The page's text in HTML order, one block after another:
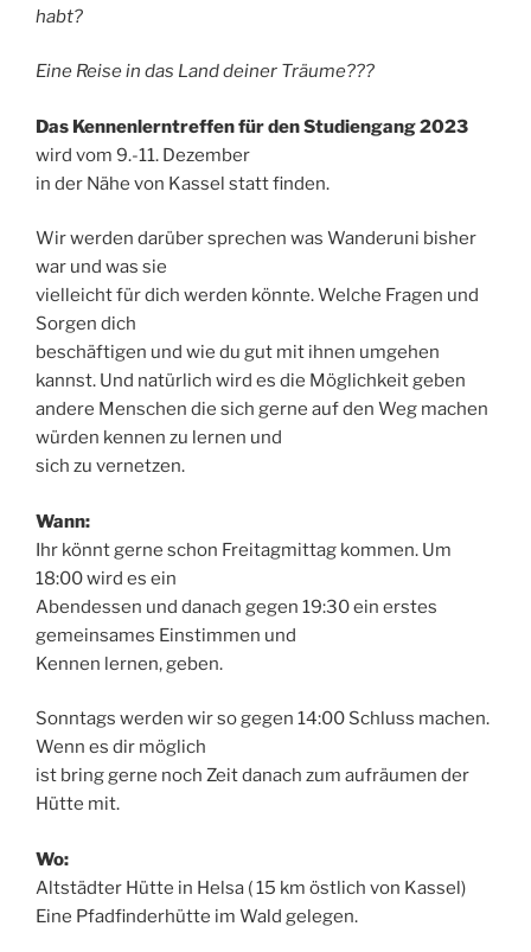
habt?
Eine Reise in das Land deiner Träume???
Das Kennenlerntreffen für den Studiengang 2023
wird vom 9.-11. Dezember
in der Nähe von Kassel statt finden.
Wir werden darüber sprechen was Wanderuni bisher
war und was sie
vielleicht für dich werden könnte. Welche Fragen und
Sorgen dich
beschäftigen und wie du gut mit ihnen umgehen
kannst. Und natürlich wird es die Möglichkeit geben
andere Menschen die sich gerne auf den Weg machen
würden kennen zu lernen und
sich zu vernetzen.
Wann:
Ihr könnt gerne schon Freitagmittag kommen. Um
18:00 wird es ein
Abendessen und danach gegen 19:30 ein erstes
gemeinsames Einstimmen und
Kennen lernen, geben.
Sonntags werden wir so gegen 14:00 Schluss machen.
Wenn es dir möglich
ist bring gerne noch Zeit danach zum aufräumen der
Hütte mit.
Wo:
Altstädter Hütte in Helsa ( 15 km östlich von Kassel)
Eine Pfadfinderhütte im Wald gelegen.